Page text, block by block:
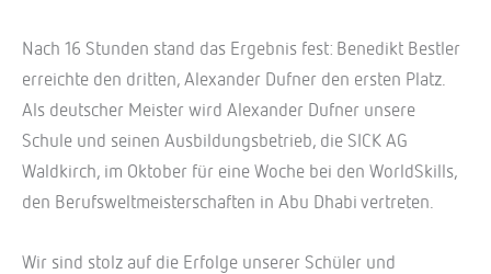
Nach 16 Stunden stand das Ergebnis fest: Benedikt Bestler
erreichte den dritten, Alexander Dufner den ersten Platz.
Als deutscher Meister wird Alexander Dufner unsere
Schule und seinen Ausbildungsbetrieb, die SICK AG
Waldkirch, im Oktober für eine Woche bei den WorldSkills,
den Berufsweltmeisterschaften in Abu Dhabi vertreten.
Wir sind stolz auf die Erfolge unserer Schüler und